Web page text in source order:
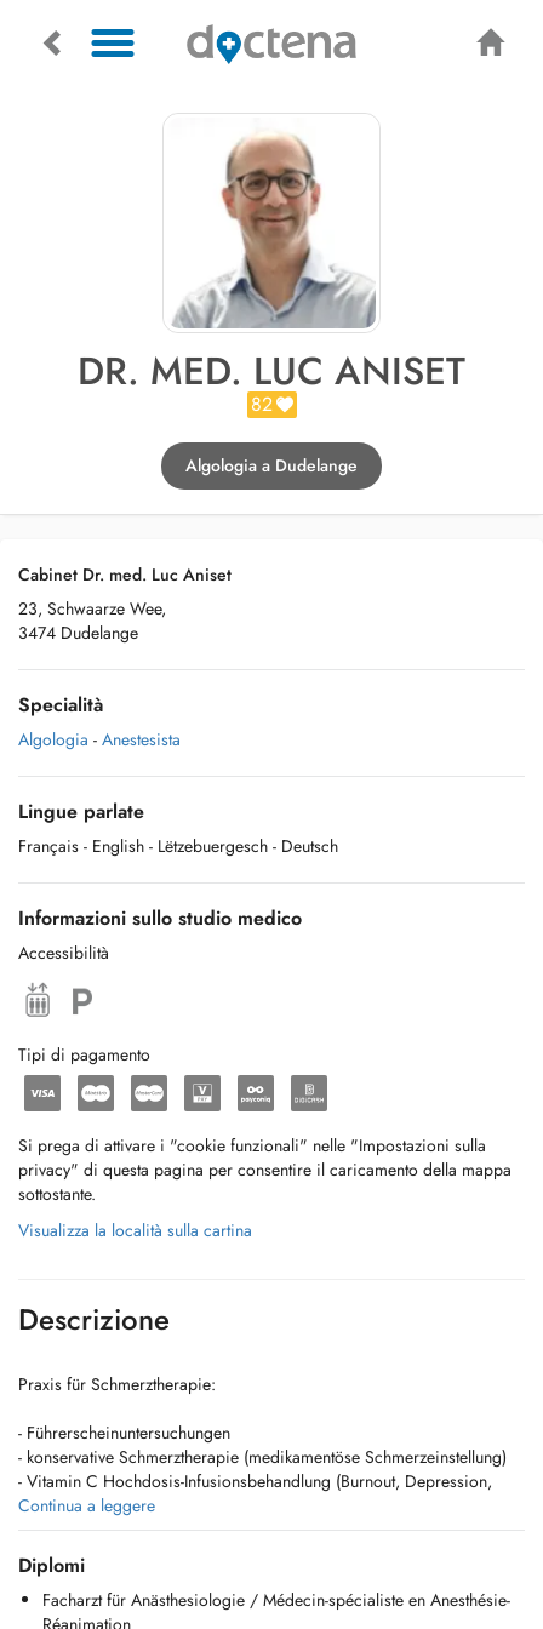
DR. MED. LUC ANISET
82
Algologia a Dudelange
Cabinet Dr. med. Luc Aniset
23, Schwaarze Wee,
3474 Dudelange
Specialità
Algologia - Anestesista
Lingue parlate
Français - English - Lëtzebuergesch - Deutsch
Informazioni sullo studio medico
Accessibilità
Tipi di pagamento
Si prega di attivare i "cookie funzionali" nelle "Impostazioni sulla
privacy" di questa pagina per consentire il caricamento della mappa
sottostante.
Visualizza la località sulla cartina
Descrizione
Praxis für Schmerztherapie:
- Führerscheinuntersuchungen
- konservative Schmerztherapie (medikamentöse Schmerzeinstellung)
- Vitamin C Hochdosis-Infusionsbehandlung (Burnout, Depression,
Erschöpfung, chronische Müdigkeit)
- Infusionsbehandlung bei chronischen Schmerzen (Procain-Basen und
Ketamin)
- Infusionsbehandlung bei Depressionen (Ketamin)
- Infiltrationen
Continua a leggere
Diplomi
Facharzt für Anästhesiologie / Médecin-spécialiste en Anesthésie-
Réanimation